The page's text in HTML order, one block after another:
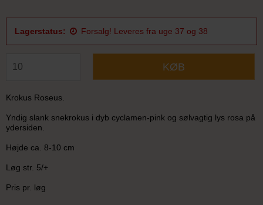
Lagerstatus: Forsalg! Leveres fra uge 37 og 38
KØB
Krokus Roseus.
Yndig slank snekrokus i dyb cyclamen-pink og sølvagtig lys rosa på
ydersiden.
Højde ca. 8-10 cm
Løg str. 5/+
Pris pr. løg